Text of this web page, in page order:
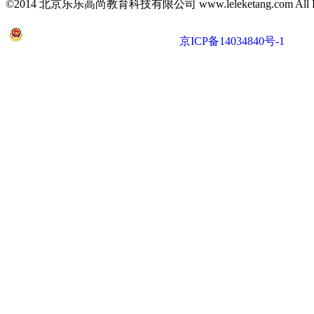
©2014 北京乐乐高尚教育科技有限公司 www.leleketang.com All
京ICP备14034840号-1